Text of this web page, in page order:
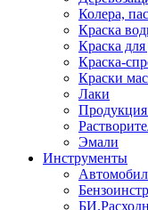
Колера,
Краска
Краска
Краска-
Краски
Лаки
Эмали
Инструменты